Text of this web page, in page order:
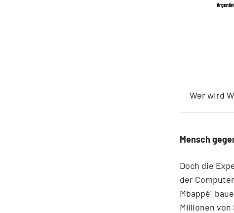
Wer wird
Mensch
Doch die
der
Mbappé"
Millionen